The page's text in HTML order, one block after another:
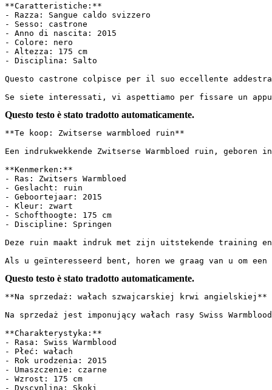
**Caratteristiche:**
- Razza: Sangue caldo svizzero
- Sesso: castrone
- Anno di nascita: 2015
- Colore: nero
- Altezza: 175 cm
- Disciplina: Salto
Questo castrone colpisce per il suo eccellente
Se siete interessati, vi aspettiamo per fissare un
Questo testo è stato tradotto automaticamente.
**Te koop: Zwitserse warmbloed ruin**
Een indrukwekkende Zwitserse Warmbloed ruin,
**Kenmerken:**
- Ras: Zwitsers Warmbloed
- Geslacht: ruin
- Geboortejaar: 2015
- Kleur: zwart
- Schofthoogte: 175 cm
- Discipline: Springen
Deze ruin maakt indruk met zijn uitstekende training
Als u geïnteresseerd bent, horen we graag van u om
Questo testo è stato tradotto automaticamente.
**Na sprzedaż: wałach szwajcarskiej krwi angielskiej**
Na sprzedaż jest imponujący wałach rasy Swiss
**Charakterystyka:**
- Rasa: Swiss Warmblood
- Płeć: wałach
- Rok urodzenia: 2015
- Umaszczenie: czarne
- Wzrost: 175 cm
- Dyscyplina: Skoki